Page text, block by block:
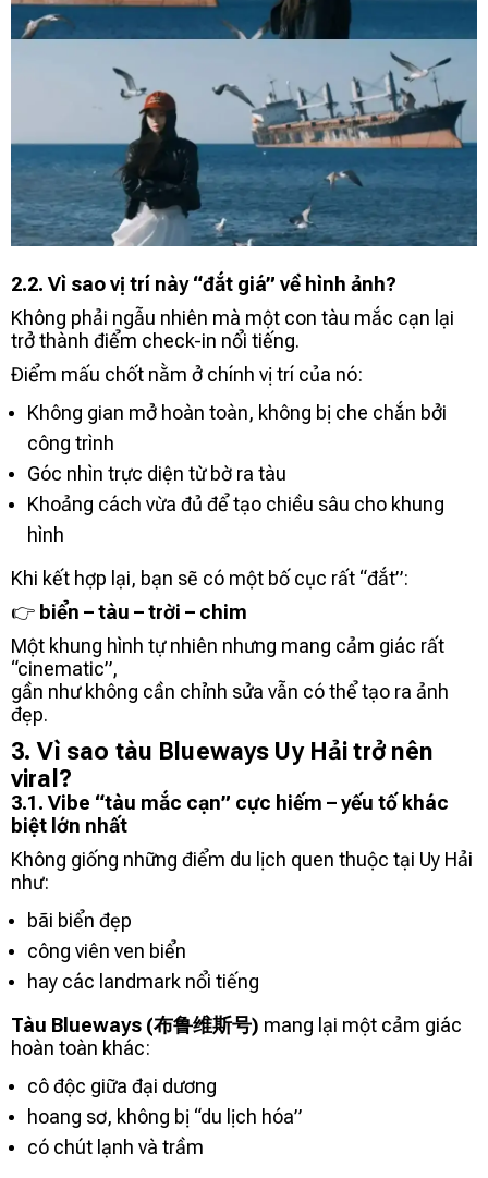
2.2. Vì sao vị trí này “đắt giá” về hình ảnh?
Không phải ngẫu nhiên mà một con tàu mắc cạn lại
trở thành điểm check-in nổi tiếng.
Điểm mấu chốt nằm ở chính vị trí của nó:
Không gian mở hoàn toàn, không bị che chắn bởi
công trình
Góc nhìn trực diện từ bờ ra tàu
Khoảng cách vừa đủ để tạo chiều sâu cho khung
hình
Khi kết hợp lại, bạn sẽ có một bố cục rất “đắt”:
👉 biển – tàu – trời – chim
Một khung hình tự nhiên nhưng mang cảm giác rất
“cinematic”,
gần như không cần chỉnh sửa vẫn có thể tạo ra ảnh
đẹp.
3. Vì sao tàu Blueways Uy Hải trở nên
viral?
3.1. Vibe “tàu mắc cạn” cực hiếm – yếu tố khác
biệt lớn nhất
Không giống những điểm du lịch quen thuộc tại Uy Hải
như:
bãi biển đẹp
công viên ven biển
hay các landmark nổi tiếng
Tàu Blueways (布鲁维斯号) mang lại một cảm giác
hoàn toàn khác:
cô độc giữa đại dương
hoang sơ, không bị “du lịch hóa”
có chút lạnh và trầm